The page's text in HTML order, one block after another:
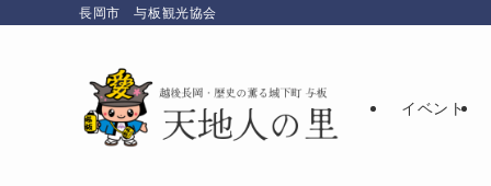
長岡市 与板観光協会
イベント